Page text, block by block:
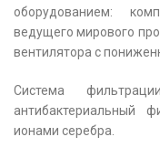
оборудованием:
ведущего мирового
вентилятора с
Система
антибактериальный
ионами серебра.